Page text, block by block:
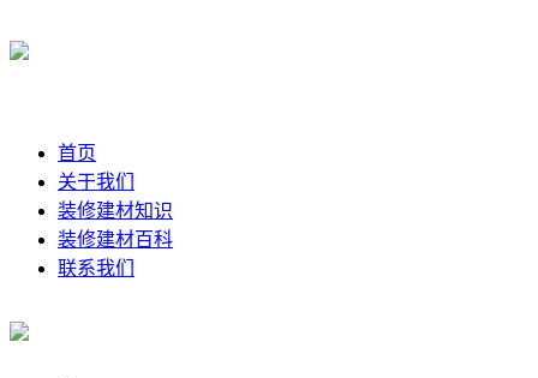
首页
关于我们
装修建材知识
装修建材百科
联系我们